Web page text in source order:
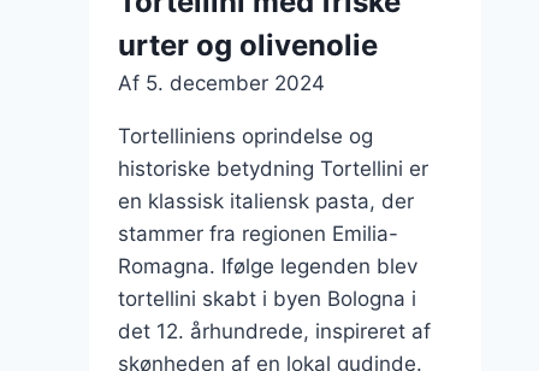
flødesauce
urter og olivenolie
Af 5. december 2024
Tortelliniens oprindelse og
historiske betydning Tortellini er
en klassisk italiensk pasta, der
stammer fra regionen Emilia-
Romagna. Ifølge legenden blev
tortellini skabt i byen Bologna i
det 12. århundrede, inspireret af
skønheden af en lokal gudinde.